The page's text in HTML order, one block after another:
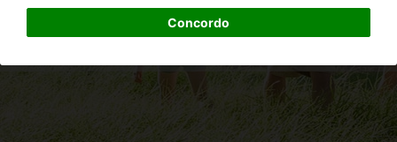
Concordo
0Crianças PESQUISAR